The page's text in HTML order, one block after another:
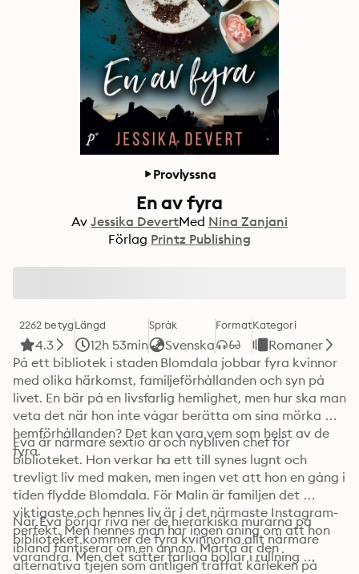
Provlyssna
En av fyra
Av Jessika DevertMed Nina Zanjani
Förlag Printz Publishing
2262 betyg
4.3
Längd
12h 53min
Språk
Svenska
FormatKategori
Romaner
På ett bibliotek i staden Blomdala jobbar fyra kvinnor
med olika härkomst, familjeförhållanden och syn på
livet. En bär på en livsfarlig hemlighet, men hur ska man
veta det när hon inte vågar berätta om sina mörka
hemförhållanden? Det kan vara vem som helst av de
fyra.
Eva är närmare sextio år och nybliven chef för
biblioteket. Hon verkar ha ett till synes lugnt och
trevligt liv med maken, men ingen vet att hon en gång i
tiden flydde Blomdala. För Malin är familjen det
viktigaste och hennes liv är i det närmaste Instagram-
perfekt. Men hennes man har ingen aning om att hon
ibland fantiserar om en annan. Märta är den
alternativa tjejen som äntligen träffat kärleken på
När Eva börjar riva ner de hierarkiska murarna på
biblioteket kommer de fyra kvinnorna allt närmare
varandra. Men det sätter farliga bollar i rullning …